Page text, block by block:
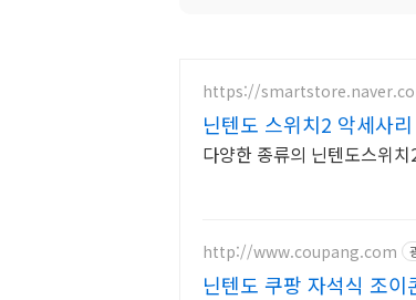
https://
닌텐도 스위치2 악세사리
다양한 종류의 닌텐도스위
http://www.coupang.com
닌텐도 쿠팡 자석식 조이